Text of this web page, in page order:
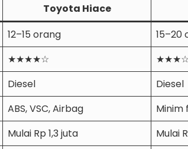
Toyota Hiace
12–15 orang 15–20
★★★★☆
Diesel Diesel
ABS, VSC, Airbag Minim
Mulai Rp 1,3 juta Mulai